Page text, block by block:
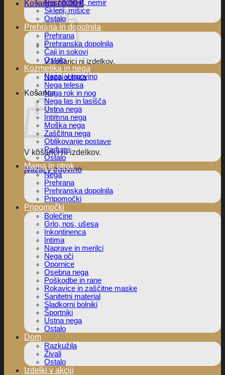
Košarica /0,00€
V košarici ni izdelkov.
Nazaj v trgovino
Košarica
V košarici ni izdelkov.
Nazaj v trgovino
Nespečnost, nemir
Sklepi, mišice
Ostalo
Prehrana in dopolnila
Prehrana
Prehranska dopolnila
Čaji in sokovi
Ostalo
Kozmetika in nega
Nega obraza
Nega telesa
Nega rok in nog
Nega las in lasišča
Ustna nega
Intimna nega
Moška nega
Zaščitna nega
Oblikovanje postave
Parfumi
Ostalo
Mama in otrok
Nega
Prehrana
Prehranska dopolnila
Pripomočki
Pripomočki
Bolečine
Grlo, nos, ušesa
Inkontinenca
Intima
Naprave in merilci
Nega oči
Opornice
Osebna nega
Poškodbe in rane
Rokavice in zaščitne maske
Sanitetni material
Sladkorni bolniki
Športniki
Ustna nega
Ostalo
Dom
Razkužila
Živali
Ostalo
Izdelki v akciji